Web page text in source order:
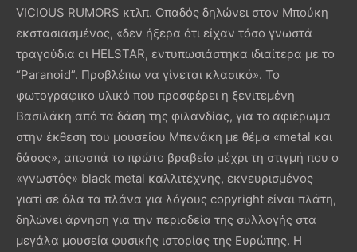
VICIOUS RUMORS κτλπ. Οπαδός δηλώνει στον Μπούκη
εκστασιασμένος, «δεν ήξερα ότι είχαν τόσο γνωστά
τραγούδια οι HELSTAR, εντυπωσιάστηκα ιδιαίτερα με το
“Paranoid”. Προβλέπω να γίνεται κλασικό». Το
φωτογραφικο υλικό που προσφέρει η ξενιτεμένη
Βασιλάκη από τα δάση της φιλανδίας, για το αφιέρωμα
στην έκθεση του μουσείου Μπενάκη με θέμα «metal και
δάσος», αποσπά το πρώτο βραβείο μέχρι τη στιγμή που ο
«γνωστός» black metal καλλιτέχνης, εκνευρισμένος
γιατί σε όλα τα πλάνα για λόγους copyright είναι πλάτη,
δηλώνει άρνηση για την περιοδεία της συλλογής στα
μεγάλα μουσεία φυσικής ιστορίας της Ευρώπης. Η